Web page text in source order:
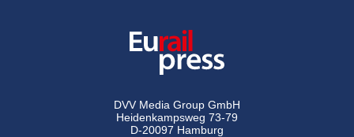
DVV Media Group GmbH
Heidenkampsweg 73-79
D-20097 Hamburg